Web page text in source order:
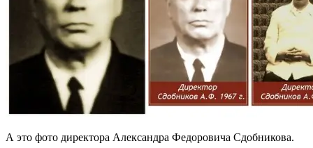
А это фото директора Александра Федоровича Сдобникова.